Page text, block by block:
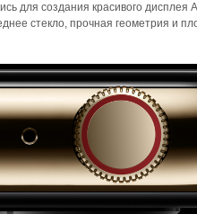
для создания красивого дисплея
стекло, прочная геометрия и